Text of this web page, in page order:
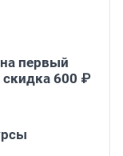
первый
600 ₽